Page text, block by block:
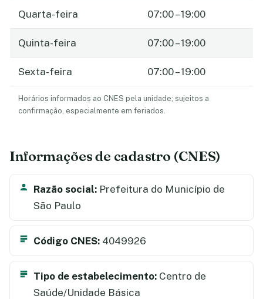
Quarta-feira 07:00 – 19:00
Quinta-feira 07:00 – 19:00
Sexta-feira 07:00 – 19:00
Horários informados ao CNES pela unidade; sujeitos a
confirmação, especialmente em feriados.
Informações de cadastro (CNES)
Razão social: Prefeitura do Município de
São Paulo
Código CNES: 4049926
Tipo de estabelecimento: Centro de
Saúde/Unidade Básica